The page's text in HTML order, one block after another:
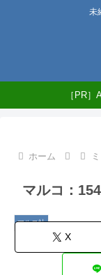
未
［PR
ホーム
マルコ：
マルコ社
X